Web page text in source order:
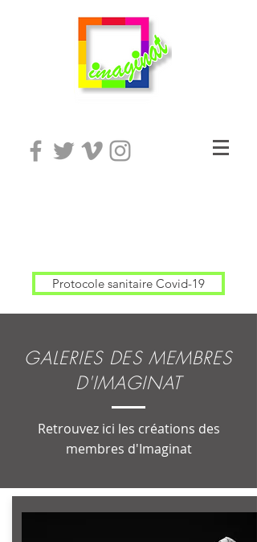
Protocole sanitaire Covid-19
GALERIES DES MEMBRES
D'IMAGINAT
Retrouvez ici les créations des
membres d'Imaginat